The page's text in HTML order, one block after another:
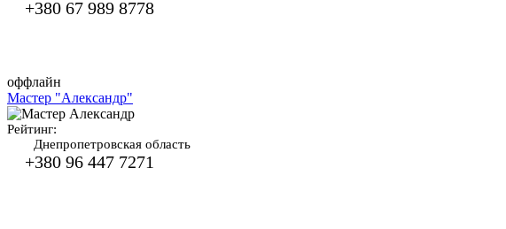
+380 67 989 8778
оффлайн
Мастер "Александр"
Рейтинг:
Днепропетровская область
+380 96 447 7271